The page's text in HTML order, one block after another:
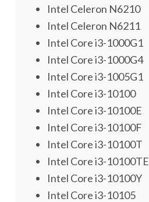
Intel Celeron N6210
Intel Celeron N6211
Intel Core i3-1000G1
Intel Core i3-1000G4
Intel Core i3-1005G1
Intel Core i3-10100
Intel Core i3-10100E
Intel Core i3-10100F
Intel Core i3-10100T
Intel Core i3-10100TE
Intel Core i3-10100Y
Intel Core i3-10105